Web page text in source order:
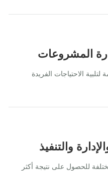
المشروعات
الاحتياجات الفريدة
والتنفيذ
للحصول على نتيجة أكثر